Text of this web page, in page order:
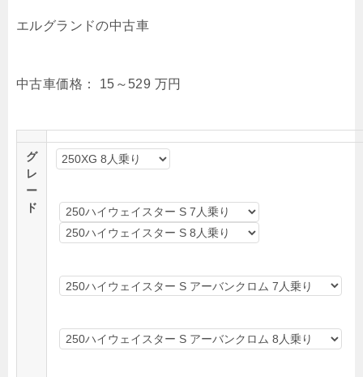
エルグランドの中古車
中古車価格： 15～529 万円
グ
レ
ー
ド